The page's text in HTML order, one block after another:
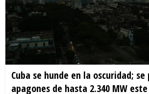
Cuba se hunde en la oscuridad; se
apagones de hasta 2.340 MW